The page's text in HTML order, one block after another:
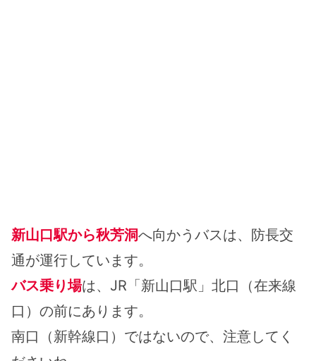
新山口駅から秋芳洞へ向かうバスは、防長交
通が運行しています。
バス乗り場は、JR「新山口駅」北口（在来線
口）の前にあります。
南口（新幹線口）ではないので、注意してく